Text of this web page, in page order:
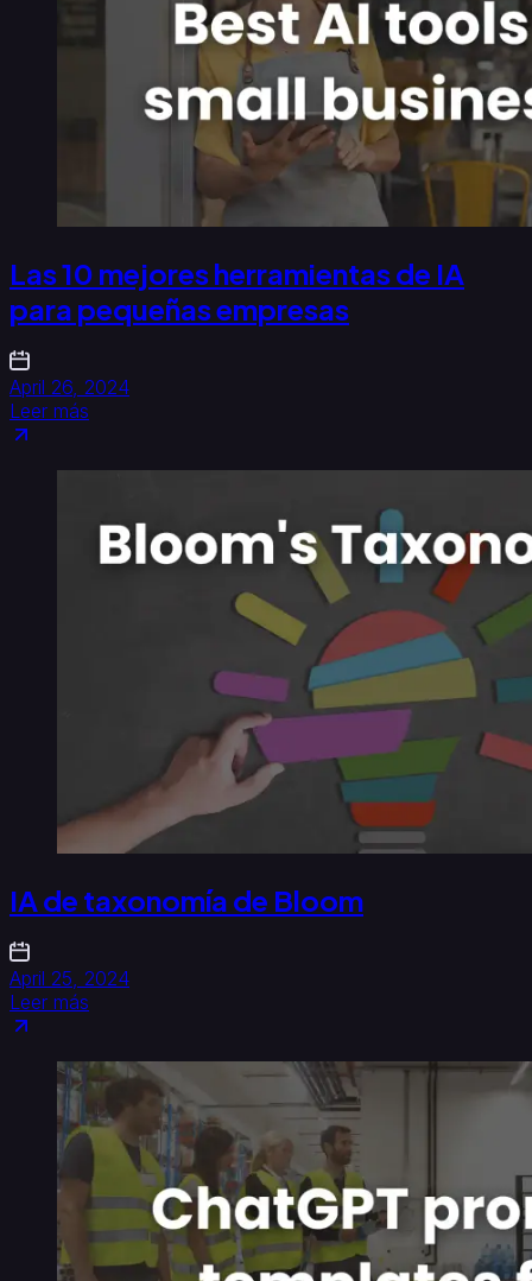
Las 10 mejores herramientas de IA
para pequeñas empresas
April 26, 2024
Leer más
IA de taxonomía de Bloom
April 25, 2024
Leer más